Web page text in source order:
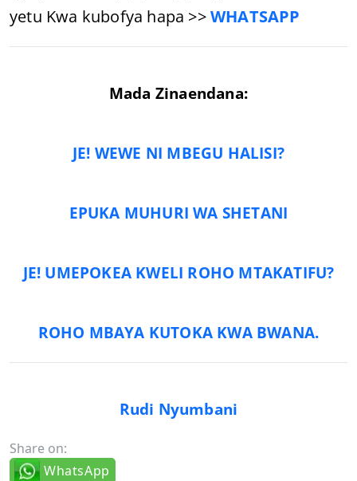
yetu Kwa kubofya hapa >>WHATSAPP
Mada Zinaendana:
JE! WEWE NI MBEGU HALISI?
EPUKA MUHURI WA SHETANI
JE! UMEPOKEA KWELI ROHO MTAKATIFU?
ROHO MBAYA KUTOKA KWA BWANA.
Rudi Nyumbani
Share on:
WhatsApp